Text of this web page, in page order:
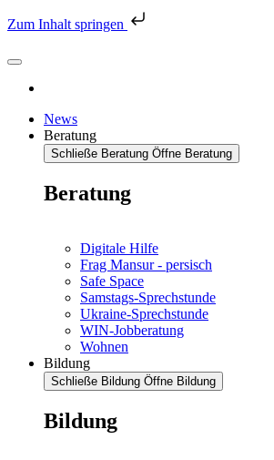
Zum Inhalt springen
News
Beratung
Schließe Beratung Öffne Beratung
Beratung
Digitale Hilfe
Frag Mansur - persisch
Safe Space
Samstags-Sprechstunde
Ukraine-Sprechstunde
WIN-Jobberatung
Wohnen
Bildung
Schließe Bildung Öffne Bildung
Bildung